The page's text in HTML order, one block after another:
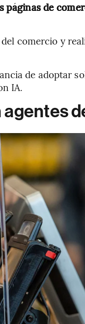
páginas de
comercio y
de adoptar
IA.